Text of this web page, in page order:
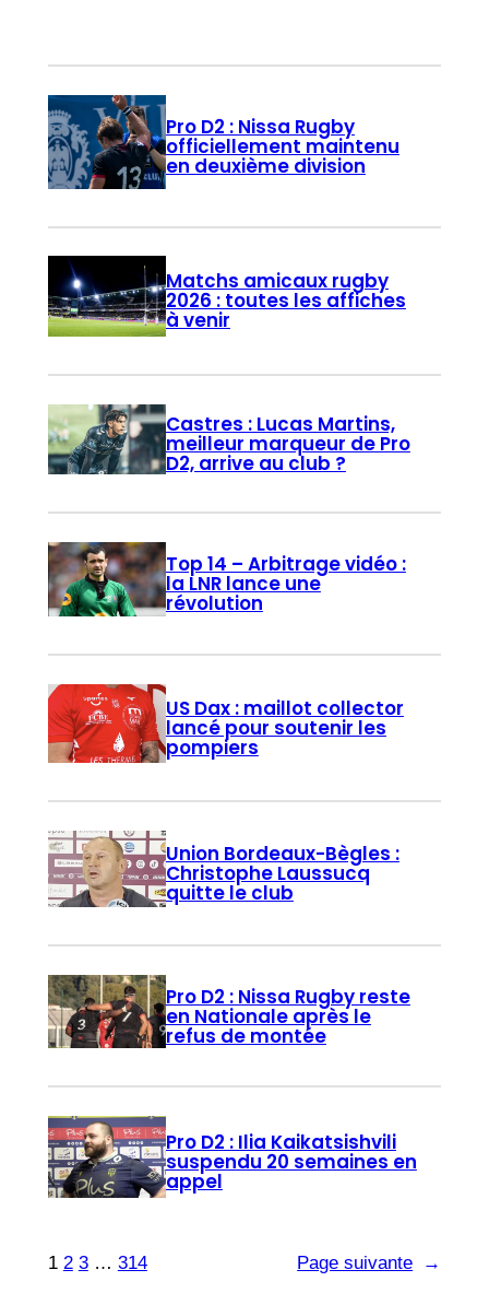
Pro D2 : Nissa Rugby
officiellement maintenu
en deuxième division
Matchs amicaux rugby
2026 : toutes les affiches
à venir
Castres : Lucas Martins,
meilleur marqueur de Pro
D2, arrive au club ?
Top 14 – Arbitrage vidéo :
la LNR lance une
révolution
US Dax : maillot collector
lancé pour soutenir les
pompiers
Union Bordeaux-Bègles :
Christophe Laussucq
quitte le club
Pro D2 : Nissa Rugby reste
en Nationale après le
refus de montée
Pro D2 : Ilia Kaikatsishvili
suspendu 20 semaines en
appel
1 2 3 … 314 Page suivante →